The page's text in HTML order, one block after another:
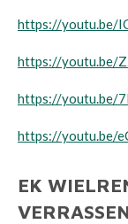
https://youtu.be/
https://youtu.be/
https://youtu.be/
https://youtu.be/
EK